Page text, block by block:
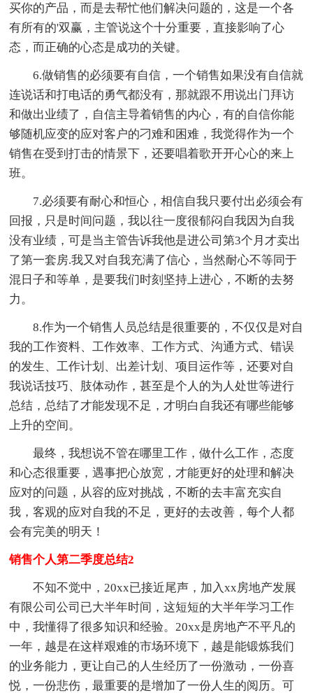
买你的产品，而是去帮忙他们解决问题的，这是一个各
有所有的'双赢，主管说这个十分重要，直接影响了心
态，而正确的心态是成功的关键。
6.做销售的必须要有自信，一个销售如果没有自信就
连说话和打电话的勇气都没有，那就跟不用说出门拜访
和做出业绩了，自信主导着销售的内心，有的自信你能
够随机应变的应对客户的刁难和困难，我觉得作为一个
销售在受到打击的情景下，还要唱着歌开开心心的来上
班。
7.必须要有耐心和恒心，相信自我只要付出必须会有
回报，只是时间问题，我以往一度很郁闷自我因为自我
没有业绩，可是当主管告诉我他是进公司第3个月才卖出
了第一套房.我又对自我充满了信心，当然耐心不等同于
混日子和等单，是要我们时刻坚持上进心，不断的去努
力。
8.作为一个销售人员总结是很重要的，不仅仅是对自
我的工作资料、工作效率、工作方式、沟通方式、错误
的发生、工作计划、出差计划、项目运作等，还要对自
我说话技巧、肢体动作，甚至是个人的为人处世等进行
总结，总结了才能发现不足，才明白自我还有哪些能够
上升的空间。
最终，我想说不管在哪里工作，做什么工作，态度
和心态很重要，遇事把心放宽，才能更好的处理和解决
应对的问题，从容的应对挑战，不断的去丰富充实自
我，客观的应对自我的不足，更好的去改善，每个人都
会有完美的明天！
销售个人第二季度总结2
不知不觉中，20xx已接近尾声，加入xx房地产发展
有限公司公司已大半年时间，这短短的大半年学习工作
中，我懂得了很多知识和经验。20xx是房地产不平凡的
一年，越是在这样艰难的市场环境下，越是能锻炼我们
的业务能力，更让自己的人生经历了一份激动，一份喜
悦，一份悲伤，最重要的是增加了一份人生的阅历。可